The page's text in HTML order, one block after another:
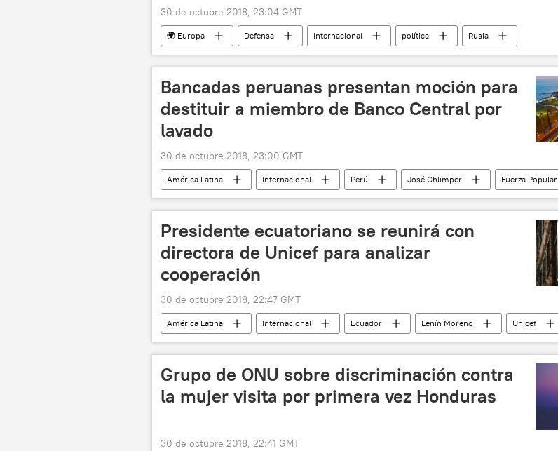
30 de octubre 2018, 23:04 GMT
🌍 Europa Defensa Internacional política
Rusia
América del Norte
EEUU Polonia base militar
despliegue
Bancadas peruanas presentan moción para
destituir a miembro de Banco Central por
lavado
30 de octubre 2018, 23:00 GMT
América Latina Internacional Perú José Chlimper
Fuerza Popular
lavado de dinero
noticias
Presidente ecuatoriano se reunirá con
directora de Unicef para analizar
cooperación
30 de octubre 2018, 22:47 GMT
América Latina Internacional Ecuador Lenín Moreno
Unicef
noticias
Grupo de ONU sobre discriminación contra
la mujer visita por primera vez Honduras
30 de octubre 2018, 22:41 GMT